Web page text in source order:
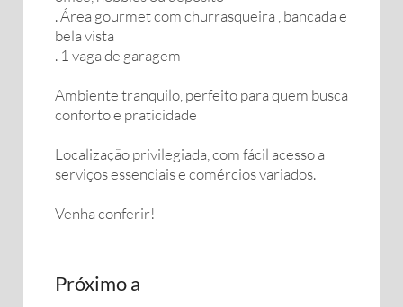
. Área gourmet com churrasqueira , bancada e
bela vista
. 1 vaga de garagem
Ambiente tranquilo, perfeito para quem busca
conforto e praticidade
Localização privilegiada, com fácil acesso a
serviços essenciais e comércios variados.
Venha conferir!
Próximo a